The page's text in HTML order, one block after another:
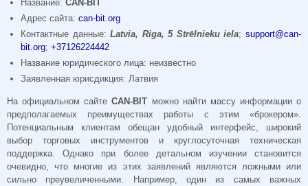
Название:CAN-BIT
Адрес сайта:can-bit.org
Контактные данные:Latvia, Riga, 5 Strēlnieku iela; support@can-
bit.org;+37126224442
Название юридического лица: неизвестно
Заявленная юрисдикция: Латвия
На официальном сайтеCAN-BIT можно найти массу информации о
предполагаемых преимуществах работы с этим «брокером».
Потенциальным клиентам обещан удобный интерфейс, широкий
выбор торговых инструментов и круглосуточная техническая
поддержка.Однако при более детальном изучении становится
очевидно, что многие из этих заявлений являются ложными или
сильно преувеличенными. Например, один из самых важных